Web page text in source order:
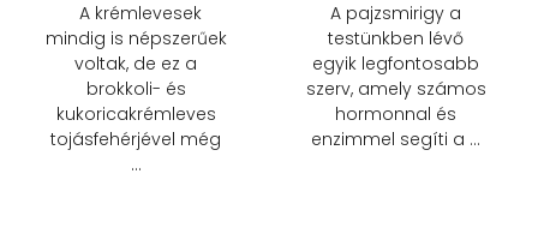
A krémlevesek
mindig is népszerűek
voltak, de ez a
brokkoli- és
kukoricakrémleves
tojásfehérjével még
…
A pajzsmirigy a
testünkben lévő
egyik legfontosabb
szerv, amely számos
hormonnal és
enzimmel segíti a …